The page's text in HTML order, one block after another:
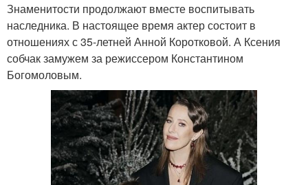
Знаменитости продолжают вместе воспитывать
наследника. В настоящее время актер состоит в
отношениях с 35-летней Анной Коротковой. А Ксения
собчак замужем за режиссером Константином
Богомоловым.